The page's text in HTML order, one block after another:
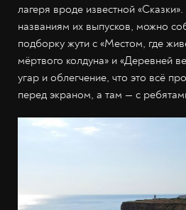
лагеря вроде известной
названиям их выпусков, можно
подборку жути с «Местом, где
мёртвого колдуна» и «Деревней
угар и облегчение, что это всё
перед экраном, а там — с